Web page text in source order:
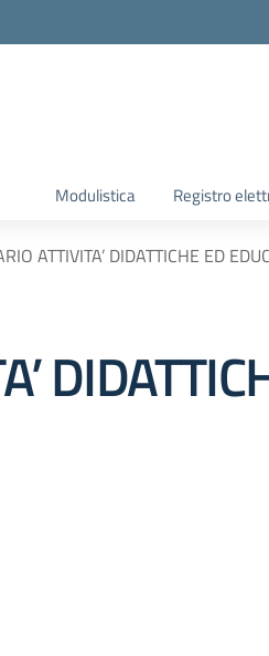
Modulistica Registro
ATTIVITA’ DIDATTICHE ED